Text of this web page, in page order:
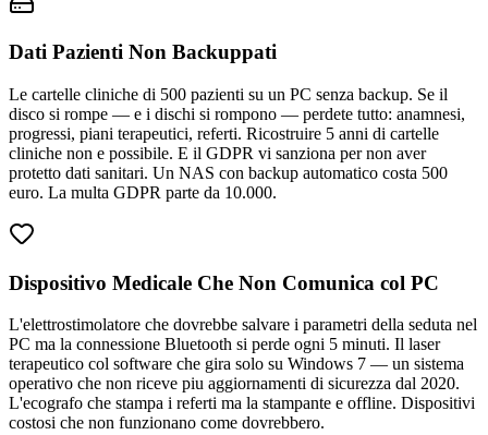
Dati Pazienti Non Backuppati
Le cartelle cliniche di 500 pazienti su un PC senza backup. Se il
disco si rompe — e i dischi si rompono — perdete tutto: anamnesi,
progressi, piani terapeutici, referti. Ricostruire 5 anni di cartelle
cliniche non e possibile. E il GDPR vi sanziona per non aver
protetto dati sanitari. Un NAS con backup automatico costa 500
euro. La multa GDPR parte da 10.000.
Dispositivo Medicale Che Non Comunica col PC
L'elettrostimolatore che dovrebbe salvare i parametri della seduta nel
PC ma la connessione Bluetooth si perde ogni 5 minuti. Il laser
terapeutico col software che gira solo su Windows 7 — un sistema
operativo che non riceve piu aggiornamenti di sicurezza dal 2020.
L'ecografo che stampa i referti ma la stampante e offline. Dispositivi
costosi che non funzionano come dovrebbero.